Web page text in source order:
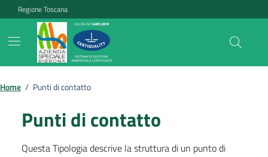
Vai ai contenuti
Vai al footer
Regione Toscana
Home / Punti di contatto
Punti di contatto
Questa Tipologia descrive la struttura di un punto di